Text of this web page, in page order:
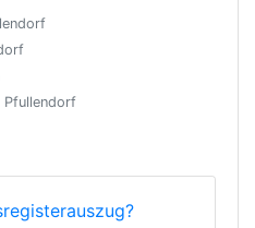
Pfullendorf